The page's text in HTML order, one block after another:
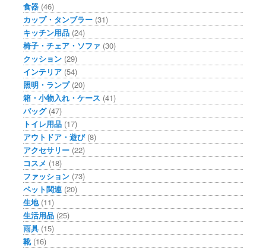
食器 (46)
カップ・タンブラー (31)
キッチン用品 (24)
椅子・チェア・ソファ (30)
クッション (29)
インテリア (54)
照明・ランプ(20)
箱・小物入れ・ケース (41)
バッグ(47)
トイレ用品 (17)
アウトドア・遊び(8)
アクセサリー (22)
コスメ (18)
ファッション (73)
ペット関連 (20)
生地(11)
生活用品 (25)
雨具 (15)
靴(16)